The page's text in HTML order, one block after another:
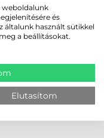
weboldalunk
és
általunk használt sütikkel
a beállításokat.
Elutasítom